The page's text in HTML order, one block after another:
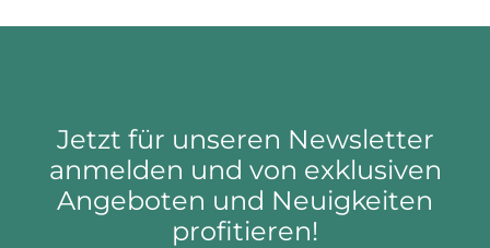
Jetzt für unseren Newsletter
anmelden und von exklusiven
Angeboten und Neuigkeiten
profitieren!